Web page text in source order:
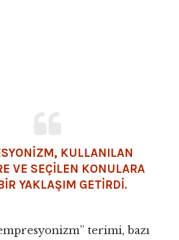
KULLANILAN
VE SEÇİLEN KONULARA
YAKLAŞIM GETİRDİ.
terimi, bazı